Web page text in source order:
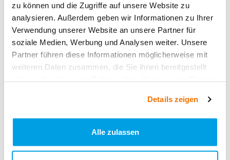
zu können und die Zugriffe auf unsere Website zu
analysieren. Außerdem geben wir Informationen zu Ihrer
Verwendung unserer Website an unsere Partner für
soziale Medien, Werbung und Analysen weiter. Unsere
Partner führen diese Informationen möglicherweise mit
weiteren Daten zusammen, die Sie ihnen bereitgestellt
Details zeigen
Alle zulassen